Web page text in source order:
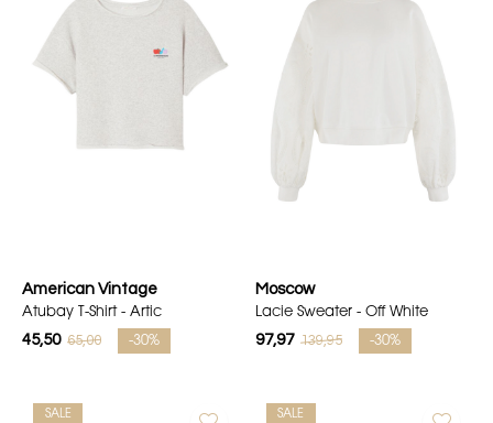
American Vintage
Atubay T-Shirt - Artic
45,50 65,00 -30%
Moscow
Lacie Sweater - Off White
97,97 139,95 -30%
SALE SALE